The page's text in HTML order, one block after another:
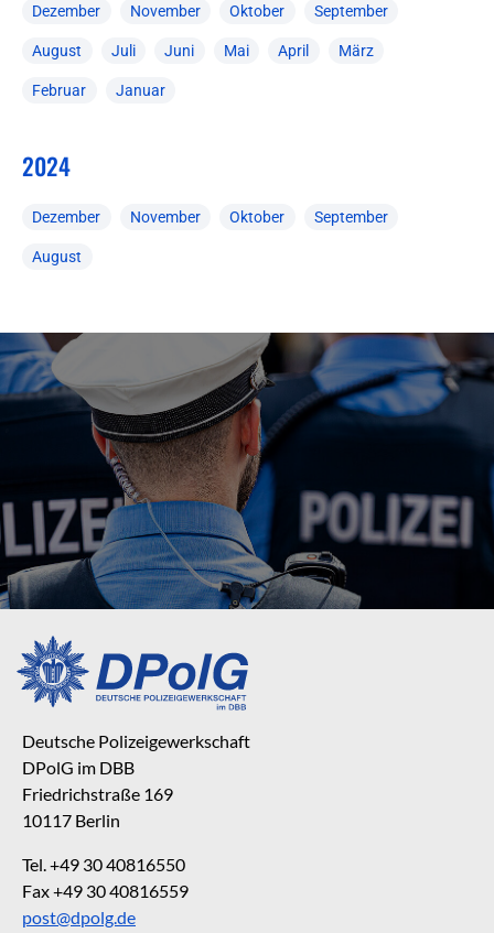
Dezember November Oktober September
August Juli Juni Mai April März
Februar Januar
2024
Dezember November Oktober September
August
Deutsche Polizeigewerkschaft
DPolG im DBB
Friedrichstraße 169
10117 Berlin
Tel. +49 30 40816550
Fax +49 30 40816559
post@dpolg.de